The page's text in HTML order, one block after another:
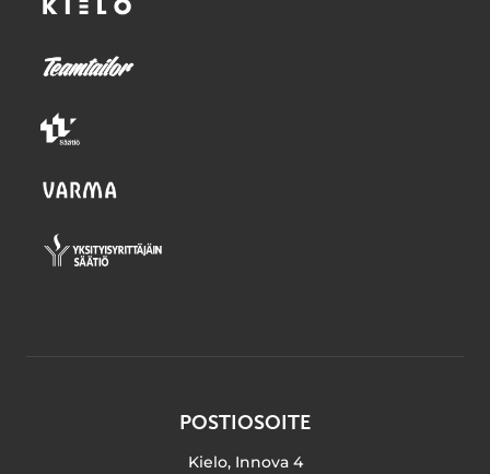
POSTIOSOITE
Kielo, Innova 4